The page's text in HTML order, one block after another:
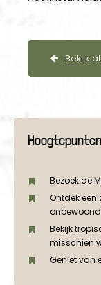
Bekijk
Hoogtepunten
Bezoek de
Ontdek
Bekijk
misschien
Geniet van